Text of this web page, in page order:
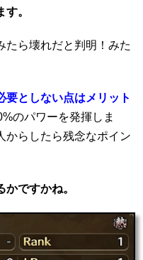
。
たら壊れだと判明！みた
要としない点はメリット
のパワーを発揮しま
からしたら残念なポイン
ですかね。